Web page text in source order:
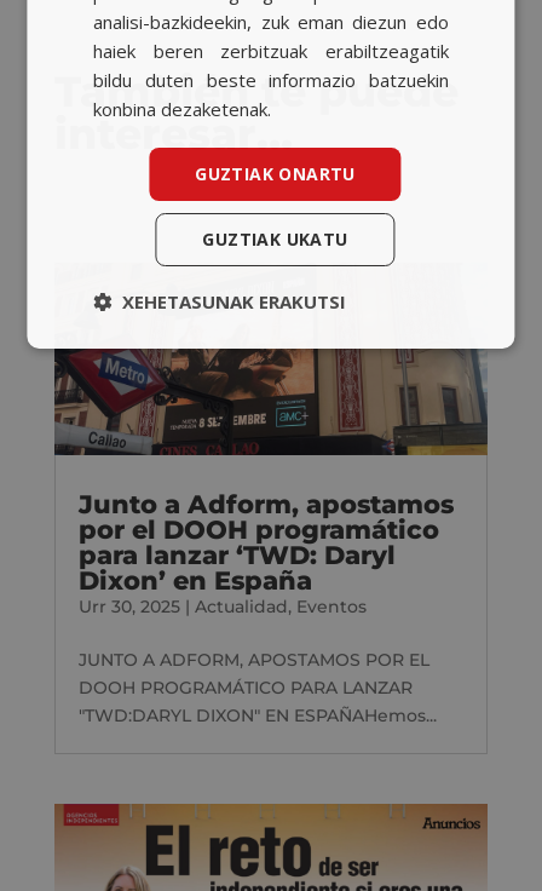
También te puede
interesar…
Junto a Adform, apostamos
por el DOOH programático
para lanzar ‘TWD: Daryl
Dixon’ en España
Urr 30, 2025| Actualidad, Eventos
JUNTO A ADFORM, APOSTAMOS POR EL
DOOH PROGRAMÁTICO PARA LANZAR
"TWD:DARYL DIXON" EN ESPAÑAHemos...
analisi-bazkideekin, zuk eman diezun edo
haiek beren zerbitzuak erabiltzeagatik
bildu duten beste informazio batzuekin
konbina dezaketenak.
GUZTIAK ONARTU
GUZTIAK UKATU
XEHETASUNAK ERAKUTSI